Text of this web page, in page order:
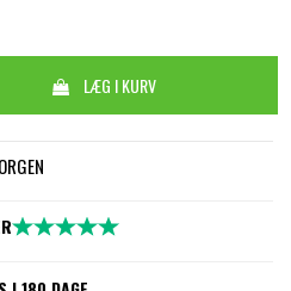
LÆG I KURV